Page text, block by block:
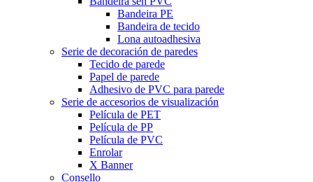
Bandeira PE
Bandeira de tecido
Lona autoadhesiva
Serie de decoración de paredes
Tecido de parede
Papel de parede
Adhesivo de PVC para parede
Serie de accesorios de visualización
Película de PET
Película de PP
Película de PVC
Enrolar
X Banner
Consello